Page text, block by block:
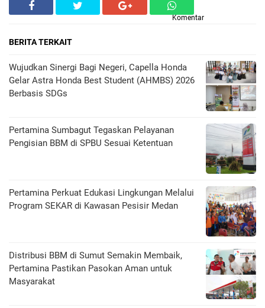
Komentar
BERITA TERKAIT
Wujudkan Sinergi Bagi Negeri, Capella Honda
Gelar Astra Honda Best Student (AHMBS) 2026
Berbasis SDGs
Pertamina Sumbagut Tegaskan Pelayanan
Pengisian BBM di SPBU Sesuai Ketentuan
Pertamina Perkuat Edukasi Lingkungan Melalui
Program SEKAR di Kawasan Pesisir Medan
Distribusi BBM di Sumut Semakin Membaik,
Pertamina Pastikan Pasokan Aman untuk
Masyarakat